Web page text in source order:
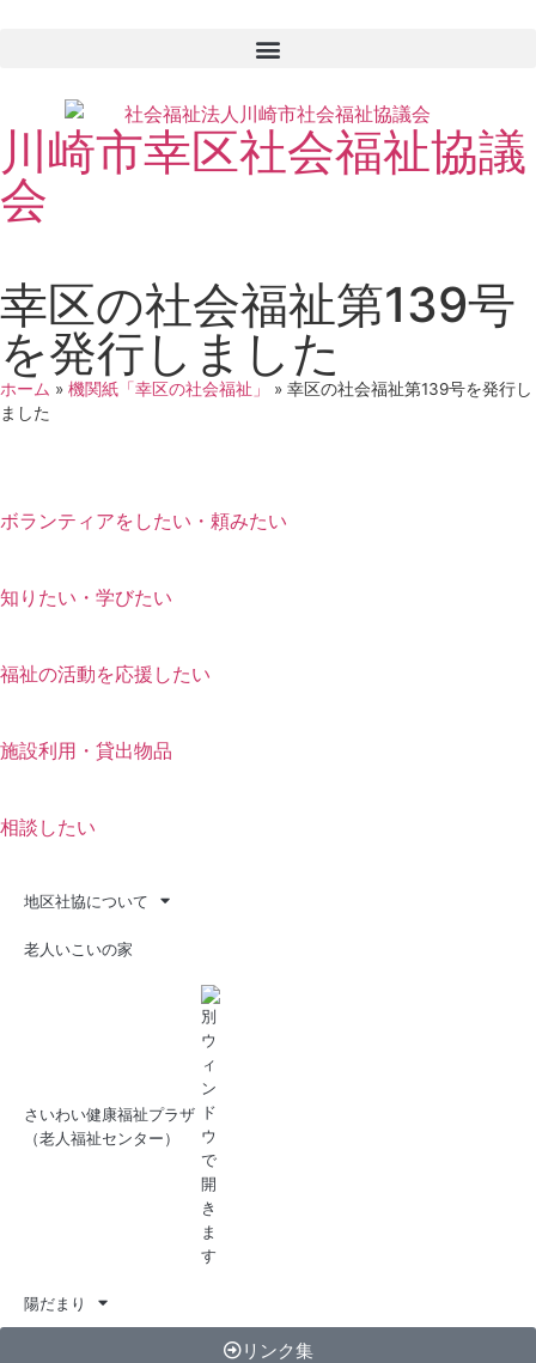
川崎市幸区社会福祉協議
会
幸区の社会福祉第139号
を発行しました
ホーム » 機関紙「幸区の社会福祉」 » 幸区の社会福祉第139号を発行し
ました
ボランティアをしたい・頼みたい
知りたい・学びたい
福祉の活動を応援したい
施設利用・貸出物品
相談したい
地区社協について
老人いこいの家
さいわい健康福祉プラザ
（老人福祉センター）
陽だまり
リンク集